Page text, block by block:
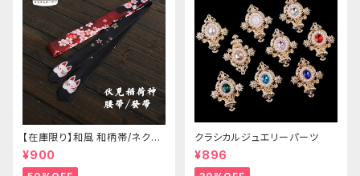
【在庫限り】和風 和柄帯/ネクタ
イ/リボン（狐面/金魚
¥900
クラシカルジュエリーパーツ
¥896